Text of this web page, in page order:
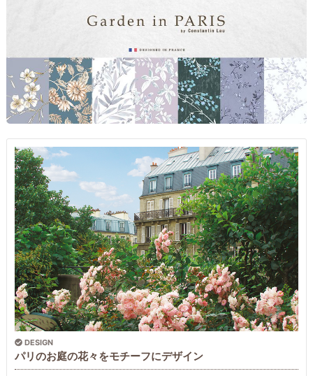
DESIGN
パリのお庭の花々をモチーフにデザイン